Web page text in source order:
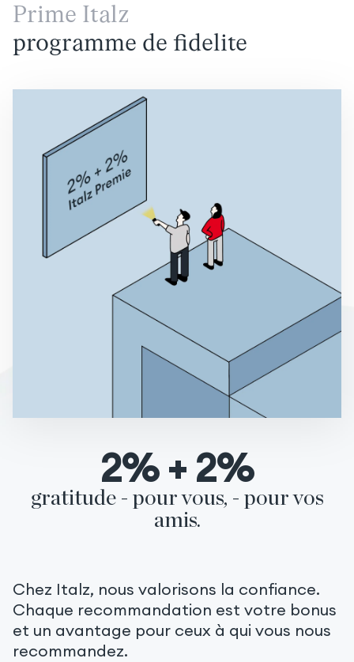
Prime Italz
programme de fidelite
2% + 2%
gratitude - pour vous, - pour vos
amis.
Chez Italz, nous valorisons la confiance.
Chaque recommandation est votre bonus
et un avantage pour ceux à qui vous nous
recommandez.